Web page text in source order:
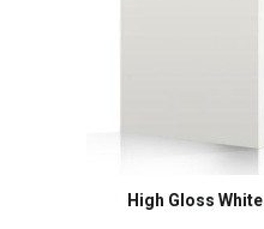
High Gloss White